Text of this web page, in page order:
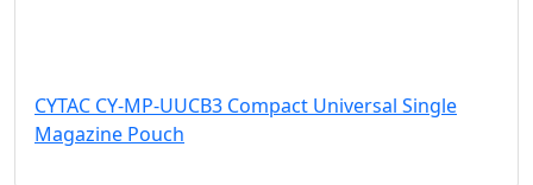
CYTAC CY-MP-UUCB3 Compact Universal Single
Magazine Pouch